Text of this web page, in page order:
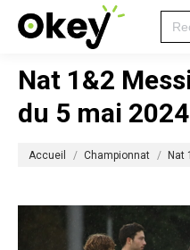
for:
Nat 1&2
du 5 mai 2024
Accueil Championnat Nat